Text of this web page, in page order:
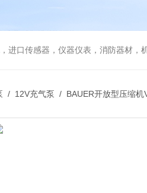
进口传感器，仪器仪表，消防器材，
/ 12V充气泵 / BAUER开放型压缩机